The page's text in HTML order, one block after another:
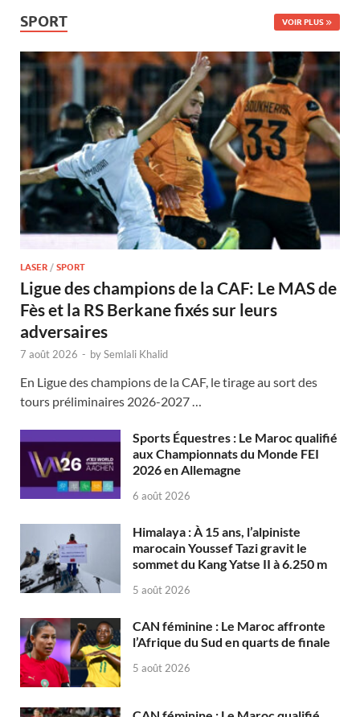
SPORT VOIR PLUS
LASER / SPORT
Ligue des champions de la CAF: Le MAS de
Fès et la RS Berkane fixés sur leurs
adversaires
7 août 2026 - bySemlali Khalid
En Ligue des champions de la CAF, le tirage au sort des
tours préliminaires 2026-2027 …
Sports Équestres : Le Maroc qualifié
aux Championnats du Monde FEI
2026 en Allemagne
6 août 2026
Himalaya : À 15 ans, l’alpiniste
marocain Youssef Tazi gravit le
sommet du Kang Yatse II à 6.250 m
5 août 2026
CAN féminine : Le Maroc affronte
l’Afrique du Sud en quarts de finale
5 août 2026